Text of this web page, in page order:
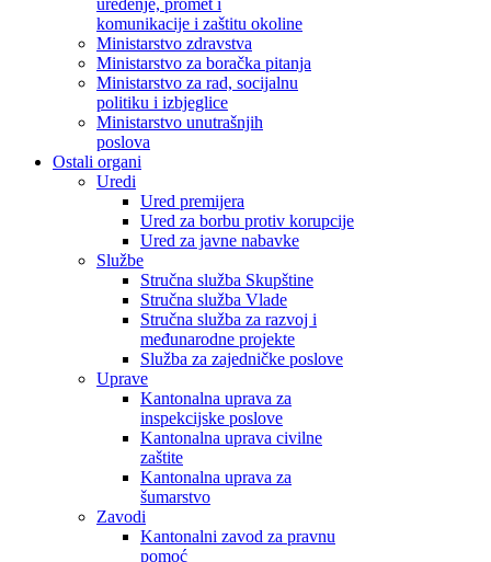
uređenje, promet i
komunikacije i zaštitu okoline
Ministarstvo zdravstva
Ministarstvo za boračka pitanja
Ministarstvo za rad, socijalnu
politiku i izbjeglice
Ministarstvo unutrašnjih
poslova
Ostali organi
Uredi
Ured premijera
Ured za borbu protiv korupcije
Ured za javne nabavke
Službe
Stručna služba Skupštine
Stručna služba Vlade
Stručna služba za razvoj i
međunarodne projekte
Služba za zajedničke poslove
Uprave
Kantonalna uprava za
inspekcijske poslove
Kantonalna uprava civilne
zaštite
Kantonalna uprava za
šumarstvo
Zavodi
Kantonalni zavod za pravnu
pomoć